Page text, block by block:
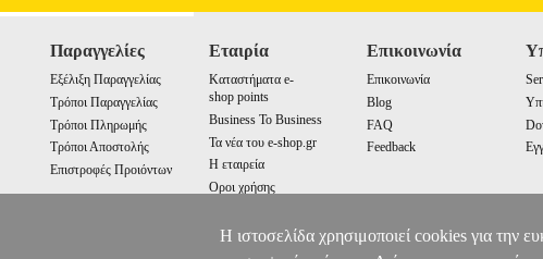
Παραγγελίες
Εξέλιξη Παραγγελίας
Τρόποι Παραγγελίας
Τρόποι Πληρωμής
Τρόποι Αποστολής
Επιστροφές Προιόντων
Εταιρία
Καταστήματα e-
shop points
Business To Business
Τα νέα του e-shop.gr
Η εταιρεία
Οροι χρήσης
Επικοινωνία
Επικοινωνία
Blog
FAQ
Feedback
Η ιστοσελίδα χρησιμοποιεί cookies για την